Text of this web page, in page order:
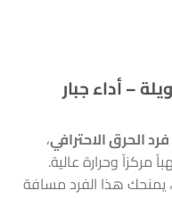
– أداء جبار
فرد الحرق الاحترافي،
وحرارة عالية.
يمنحك هذا الفرد مسافة